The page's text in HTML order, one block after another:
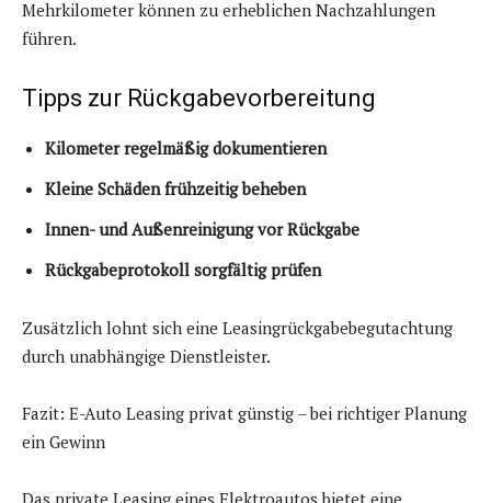
Mehrkilometer können zu erheblichen Nachzahlungen
führen.
Tipps zur Rückgabevorbereitung
Kilometer regelmäßig dokumentieren
Kleine Schäden frühzeitig beheben
Innen- und Außenreinigung vor Rückgabe
Rückgabeprotokoll sorgfältig prüfen
Zusätzlich lohnt sich eine Leasingrückgabebegutachtung
durch unabhängige Dienstleister.
Fazit: E-Auto Leasing privat günstig – bei richtiger Planung
ein Gewinn
Das private Leasing eines Elektroautos bietet eine